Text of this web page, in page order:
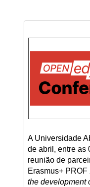
A Universidade
de abril, entre as
reunião de
Erasmus+ PROF
the development